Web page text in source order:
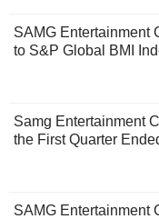
SAMG Entertainment
to S&P Global BMI
Samg Entertainment
the First Quarter
SAMG Entertainment